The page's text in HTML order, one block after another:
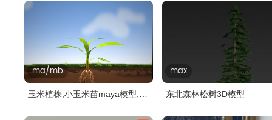
ma/mb
玉米植株,小玉米苗maya模型,带
max
东北森林松树3D模型